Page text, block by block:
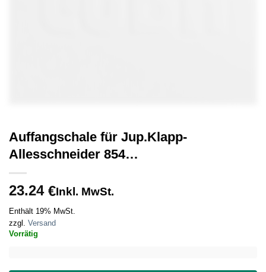
Auffangschale für Jup.Klapp-
Allesschneider 854…
23.24 €Inkl. MwSt.
Enthält 19% MwSt.
zzgl. Versand
Vorrätig